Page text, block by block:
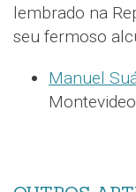
lembrado na
seu fermoso
Manuel